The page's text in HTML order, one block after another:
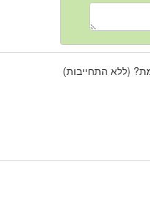
(ללא התחייבות)